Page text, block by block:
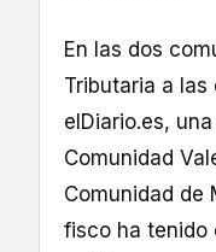
En las dos
Tributaria a
elDiario.es,
Comunidad
Comunidad de
fisco ha tenido